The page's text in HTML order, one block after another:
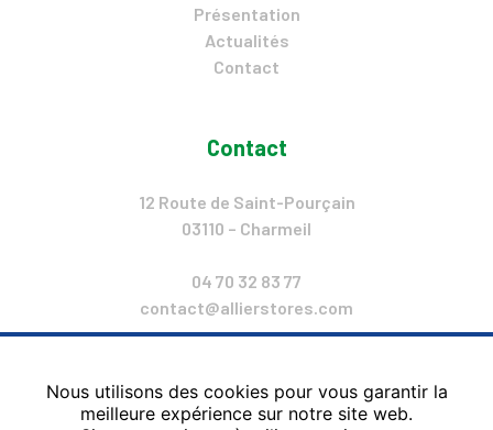
Présentation
Actualités
Contact
Contact
12 Route de Saint-Pourçain
03110 – Charmeil
04 70 32 83 77
contact@allierstores.com
Mar. – Ven. : 9h – 12H & 14h – 18h
Sam. : 9h – 12H & 14h – 18h
Nous utilisons des cookies pour vous garantir la
meilleure expérience sur notre site web.